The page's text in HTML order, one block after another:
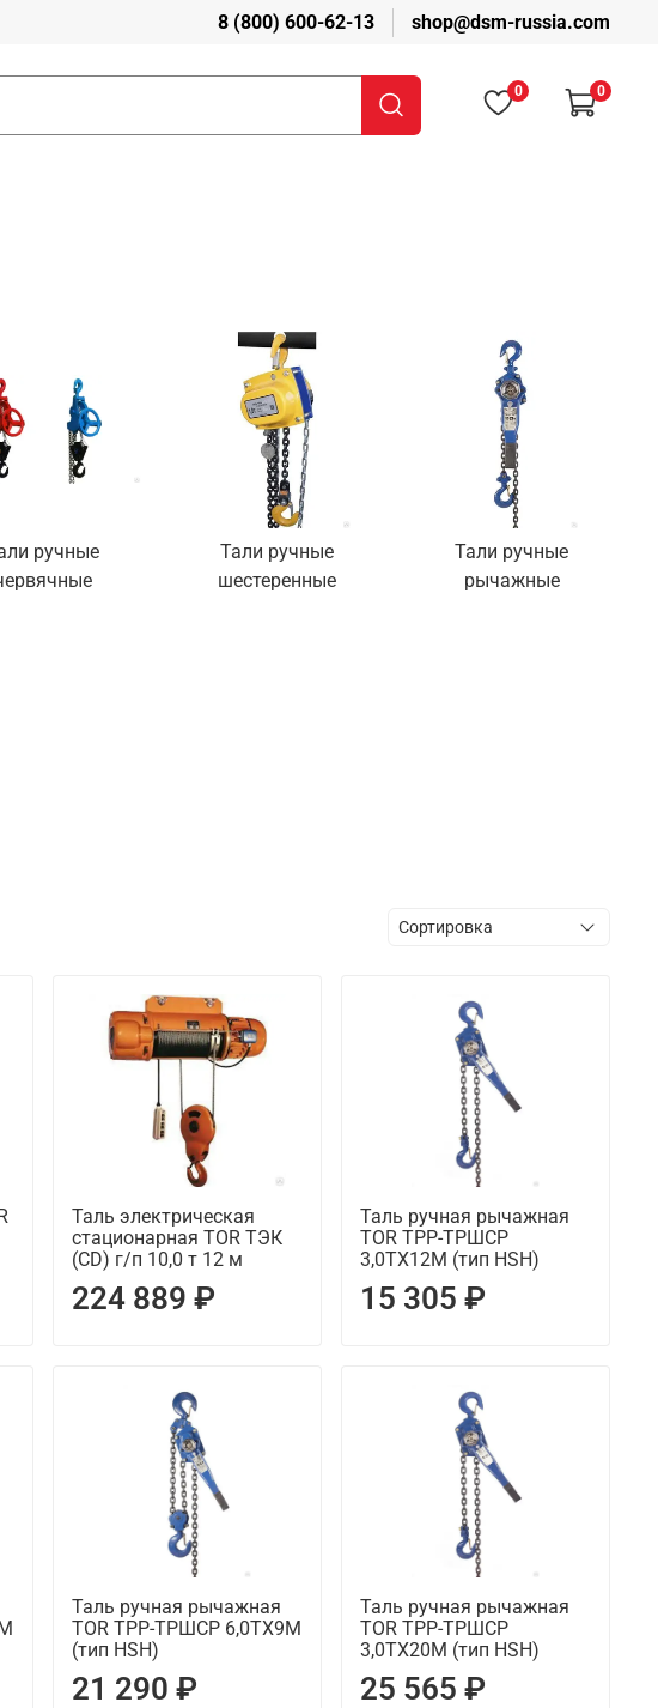
8 (800) 600-62-13 shop@dsm-russia.com
0 0
ручные
Тали ручные
шестеренные
Тали ручные
рычажные
Таль электрическая
стационарная TOR ТЭК
(CD) г/п 10,0 т 12 м
224 889 ₽
Таль ручная рычажная
TOR ТРР-ТРШСР
3,0ТХ12М (тип HSH)
15 305 ₽
Таль ручная рычажная
TOR ТРР-ТРШСР 6,0ТХ9М
(тип HSH)
21 290 ₽
Таль ручная рычажная
TOR ТРР-ТРШСР
3,0ТХ20М (тип HSH)
25 565 ₽